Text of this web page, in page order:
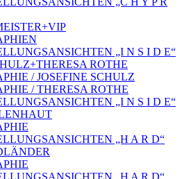
„I N S I D E“
ROTHE
/ JOSEFINE SCHULZ
/ THERESA ROTHE
„I N S I D E“
„H A R D“
„H A R D“